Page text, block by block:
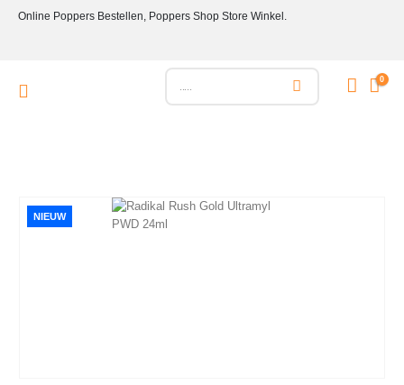
Online Poppers Bestellen, Poppers Shop Store Winkel.
0
NIEUW